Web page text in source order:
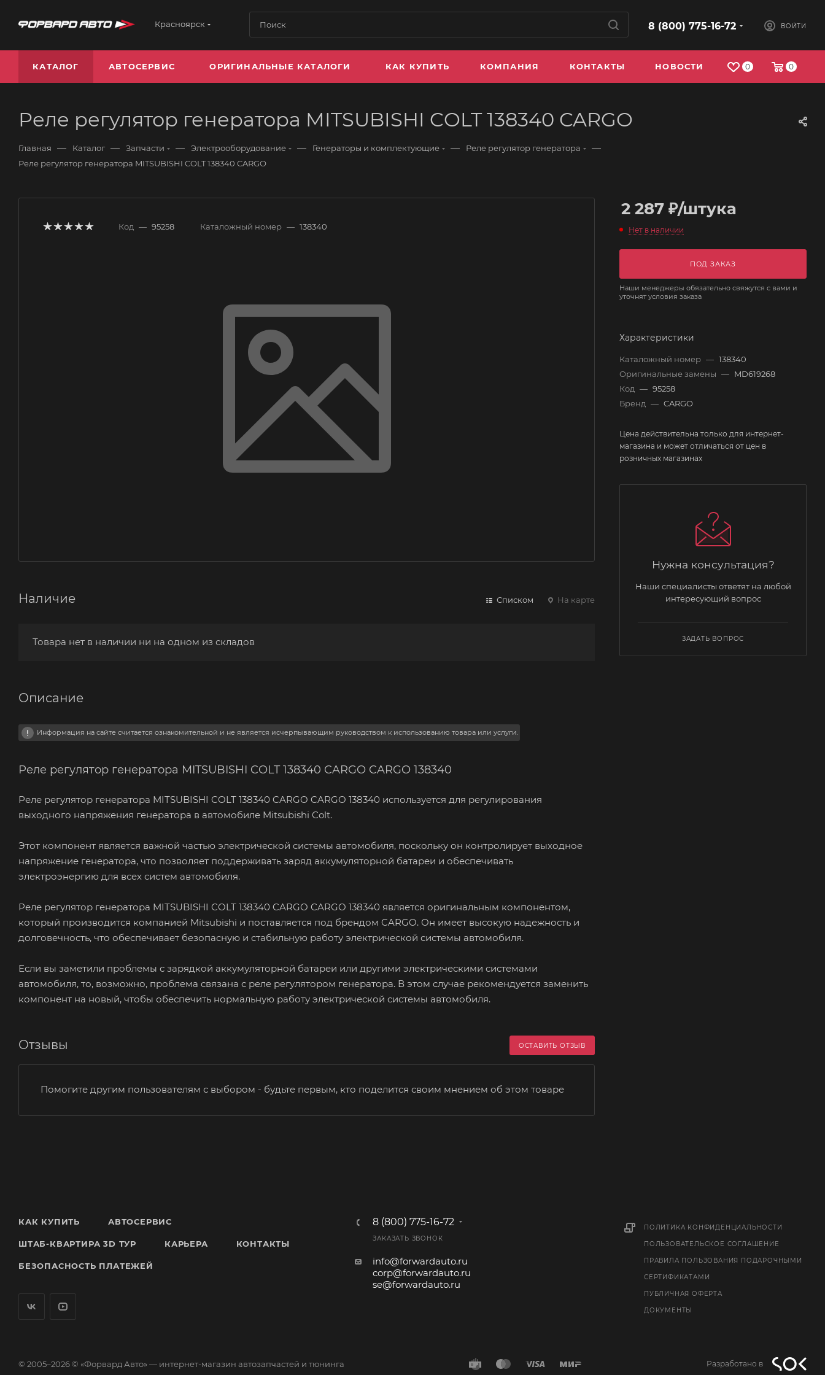
Красноярск 8 (800) 775-16-72 ВОЙТИ
0 0
КАТАЛОГ АВТОСЕРВИС ОРИГИНАЛЬНЫЕ КАТАЛОГИ КАК КУПИТЬ КОМПАНИЯ КОНТАКТЫ НОВОСТИ
Реле регулятор генератора MITSUBISHI COLT 138340 CARGO
Главная — Каталог — Запчасти — Электрооборудование — Генераторы и комплектующие — Реле регулятор генератора —
Реле регулятор генератора MITSUBISHI COLT 138340 CARGO
Код — 95258 Каталожный номер — 138340
Наличие Списком На карте
Товара нет в наличии ни на одном из складов
Описание
Информация на сайте считается ознакомительной и не является исчерпывающим руководством к использованию товара или услуги.
Реле регулятор генератора MITSUBISHI COLT 138340 CARGO CARGO 138340
Реле регулятор генератора MITSUBISHI COLT 138340 CARGO CARGO 138340 используется для регулирования
выходного напряжения генератора в автомобиле Mitsubishi Colt.
Этот компонент является важной частью электрической системы автомобиля, поскольку он контролирует выходное
напряжение генератора, что позволяет поддерживать заряд аккумуляторной батареи и обеспечивать
электроэнергию для всех систем автомобиля.
Реле регулятор генератора MITSUBISHI COLT 138340 CARGO CARGO 138340 является оригинальным компонентом,
который производится компанией Mitsubishi и поставляется под брендом CARGO. Он имеет высокую надежность и
долговечность, что обеспечивает безопасную и стабильную работу электрической системы автомобиля.
Если вы заметили проблемы с зарядкой аккумуляторной батареи или другими электрическими системами
автомобиля, то, возможно, проблема связана с реле регулятором генератора. В этом случае рекомендуется заменить
компонент на новый, чтобы обеспечить нормальную работу электрической системы автомобиля.
Отзывы ОСТАВИТЬ ОТЗЫВ
Помогите другим пользователям с выбором - будьте первым, кто поделится своим мнением об этом товаре
2 287 ₽/штука
Нет в наличии
ПОД ЗАКАЗ
Наши менеджеры обязательно свяжутся с вами и
уточнят условия заказа
Характеристики
Каталожный номер — 138340
Оригинальные замены — MD619268
Код — 95258
Бренд — CARGO
Цена действительна только для интернет-
магазина и может отличаться от цен в
розничных магазинах
Нужна консультация?
Наши специалисты ответят на любой
интересующий вопрос
ЗАДАТЬ ВОПРОС
КАК КУПИТЬ АВТОСЕРВИС
ШТАБ-КВАРТИРА 3D ТУР КАРЬЕРА КОНТАКТЫ
БЕЗОПАСНОСТЬ ПЛАТЕЖЕЙ
8 (800) 775-16-72
ЗАКАЗАТЬ ЗВОНОК
info@forwardauto.ru
corp@forwardauto.ru
se@forwardauto.ru
ПОЛИТИКА КОНФИДЕНЦИАЛЬНОСТИ
ПОЛЬЗОВАТЕЛЬСКОЕ СОГЛАШЕНИЕ
ПРАВИЛА ПОЛЬЗОВАНИЯ ПОДАРОЧНЫМИ
СЕРТИФИКАТАМИ
ПУБЛИЧНАЯ ОФЕРТА
ДОКУМЕНТЫ
© 2005–2026 © «Форвард Авто» — интернет-магазин автозапчастей и тюнинга Разработано в